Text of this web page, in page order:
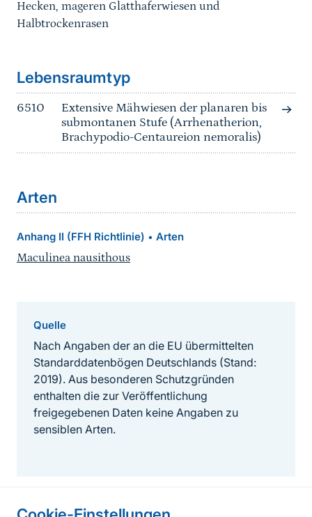
Hecken, mageren Glatthaferwiesen und
Halbtrockenrasen
Lebensraumtyp
6510
Extensive Mähwiesen der planaren bis
submontanen Stufe (Arrhenatherion,
Brachypodio-Centaureion nemoralis)
Arten
Anhang II (FFH Richtlinie) • Arten
Maculinea nausithous
Quelle
Nach Angaben der an die EU übermittelten
Standarddatenbögen Deutschlands (Stand:
2019). Aus besonderen Schutzgründen
enthalten die zur Veröffentlichung
freigegebenen Daten keine Angaben zu
sensiblen Arten.